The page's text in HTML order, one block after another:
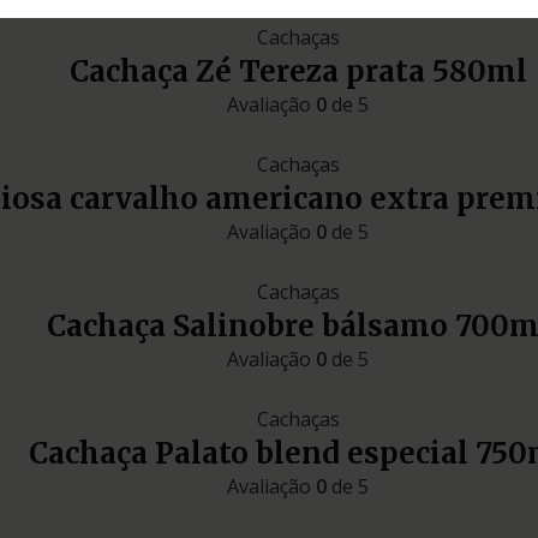
Cachaças
Cachaça Zé Tereza prata 580ml
Avaliação 0 de 5
Cachaças
carvalho americano extra
Avaliação 0 de 5
Cachaças
Cachaça Salinobre bálsamo
Avaliação 0 de 5
Cachaças
Cachaça Palato blend especial
Avaliação 0 de 5